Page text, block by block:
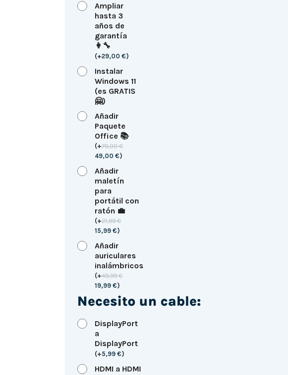
Ampliar
hasta 3
años de
garantía
👩‍🔧
(+29,00 €)
Instalar
Windows 11
(es GRATIS
🤗)
Añadir
Paquete
Office 📚
(+79,00€
49,00 €)
Añadir
maletín
para
portátil con
ratón 💼
(+21,99€
15,99 €)
Añadir
auriculares
inalámbricos
(+49,99€
19,99 €)
Necesito un cable:
DisplayPort
a
DisplayPort
(+5,99 €)
HDMI a HDMI